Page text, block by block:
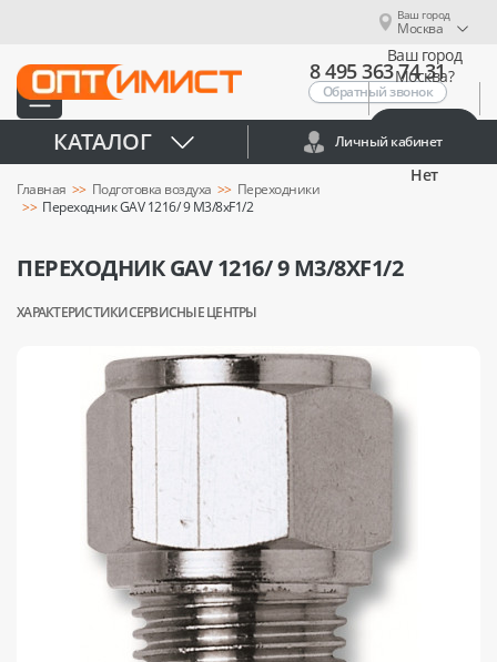
Ваш город
Москва
Ваш город
Москва?
Нет
8 495 363 74 31
Обратный звонок
КАТАЛОГ Личный кабинет
Главная Подготовка воздуха
Переходники
Переходник GAV 1216/ 9 М3/8xF1/2
ПЕРЕХОДНИК GAV 1216/ 9 М3/8XF1/2
ХАРАКТЕРИСТИКИСЕРВИСНЫЕ ЦЕНТРЫ